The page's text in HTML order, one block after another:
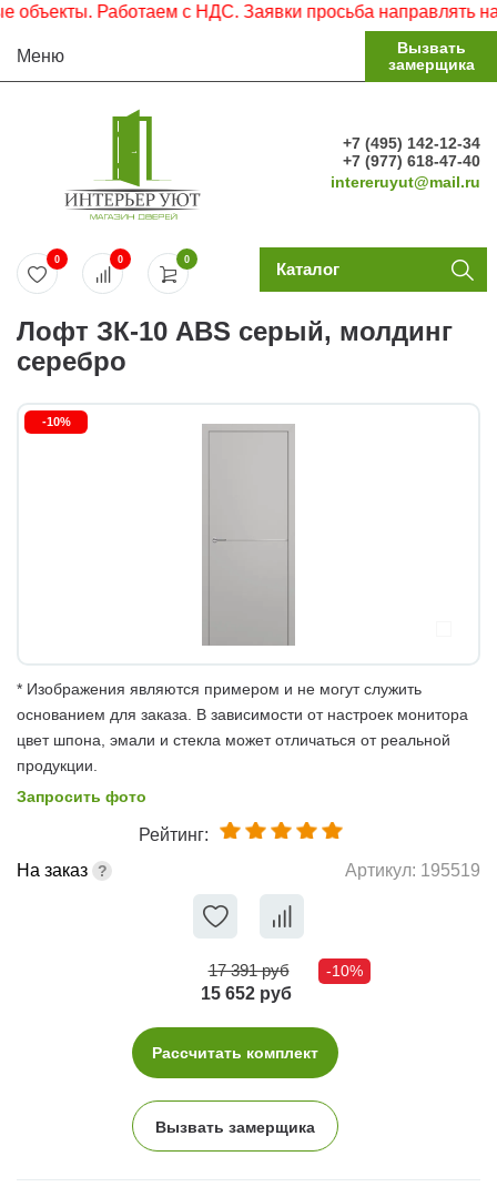
Работаем с НДС. Заявки просьба направлять на
Меню
Вызвать
замерщика
+7 (495) 142-12-34
+7 (977) 618-47-40
intereruyut@mail.ru
0
0 0 Каталог
Лофт ЗК-10 ABS серый, молдинг
серебро
-10%
* Изображения являются примером и не могут служить
основанием для заказа. В зависимости от настроек монитора
цвет шпона, эмали и стекла может отличаться от реальной
продукции.
Запросить фото
Рейтинг:
На заказ
Артикул: 195519
17 391 руб -10%
15 652 руб
Рассчитать комплект
Вызвать замерщика